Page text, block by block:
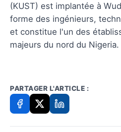
(KUST) est implantée à
forme des ingénieurs,
et constitue l'un des
majeurs du nord du Nigeria.
PARTAGER L'ARTICLE :